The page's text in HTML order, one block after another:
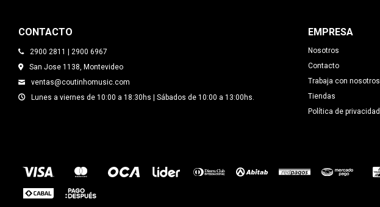
CONTACTO
2900 2811 | 2900 6967
San Jose 1138, Montevideo
ventas@coutinhomusic.com
Lunes a viernes de 10:00 a 18:30hs | Sábados de 10:00 a 13:00hs.
EMPRESA
Nosotros
Contacto
Trabaja con nosotros
Tiendas
Política de privacidad